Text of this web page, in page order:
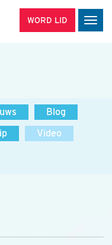
WORD LID
Blog
Video